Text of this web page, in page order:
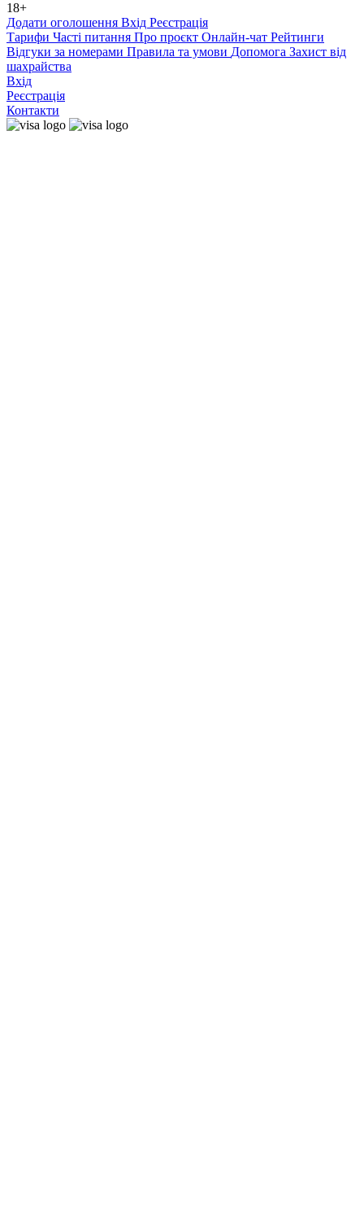
18+
Додати оголошення Вхід Реєстрація
Тарифи Часті питання Про проєкт Онлайн-чат Рейтинги
Відгуки за номерами Правила та умови Допомога Захист від
шахрайства
Вхід
Реєстрація
Контакти